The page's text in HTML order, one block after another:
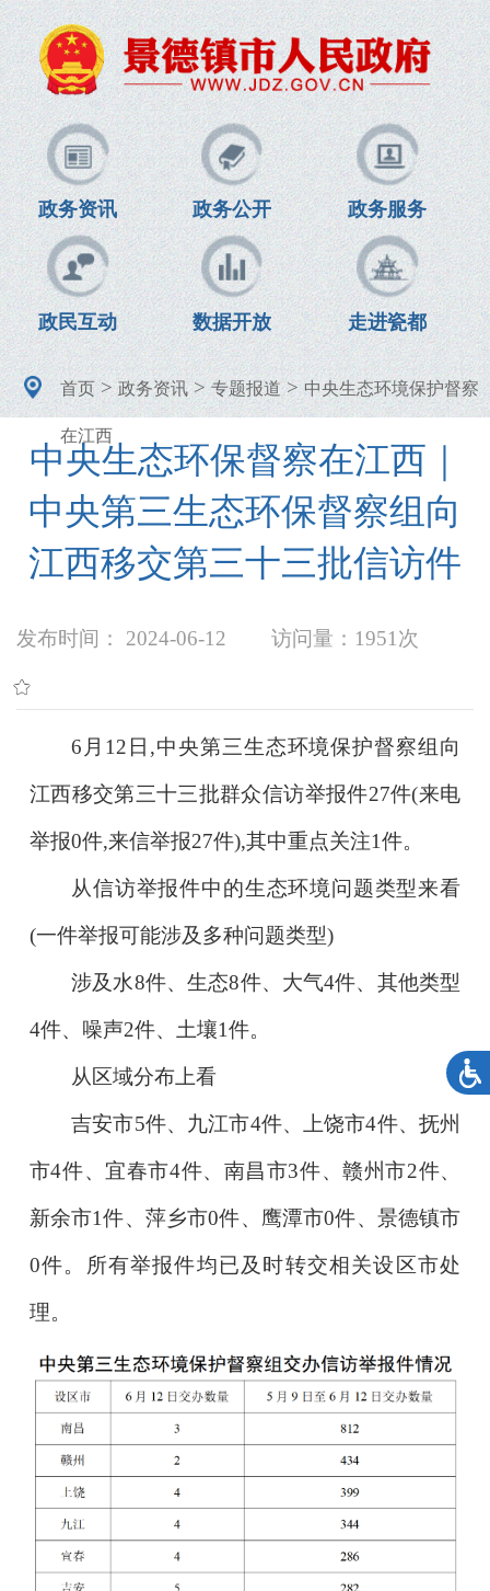
政务资讯 政务公开 政务服务
政民互动 数据开放 走进瓷都
首页>政务资讯>专题报道>中央生态环境保护督察
在江西
中央生态环保督察在江西｜
中央第三生态环保督察组向
江西移交第三十三批信访件
发布时间： 2024-06-12 访问量： 1951次
6月12日,中央第三生态环境保护督察组向
江西移交第三十三批群众信访举报件27件(来电
举报0件,来信举报27件),其中重点关注1件。
从信访举报件中的生态环境问题类型来看
(一件举报可能涉及多种问题类型)
涉及水8件、生态8件、大气4件、其他类型
4件、噪声2件、土壤1件。
从区域分布上看
吉安市5件、九江市4件、上饶市4件、抚州
市4件、宜春市4件、南昌市3件、赣州市2件、
新余市1件、萍乡市0件、鹰潭市0件、景德镇市
0件。所有举报件均已及时转交相关设区市处
理。